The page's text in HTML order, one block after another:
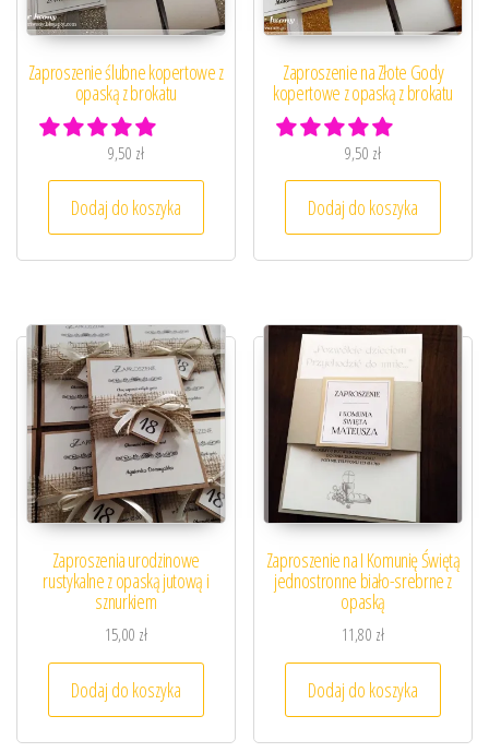
Zaproszenie ślubne kopertowe z
opaską z brokatu
9,50 zł
Dodaj do koszyka
Zaproszenie na Złote Gody
kopertowe z opaską z brokatu
9,50 zł
Dodaj do koszyka
Zaproszenia urodzinowe
rustykalne z opaską jutową i
sznurkiem
15,00 zł
Dodaj do koszyka
Zaproszenie na I Komunię Świętą
jednostronne biało-srebrne z
opaską
11,80 zł
Dodaj do koszyka